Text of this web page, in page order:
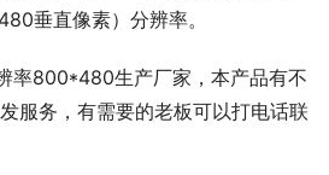
垂直像素）分辨率。
率800*480生产厂家，本产品有不
服务，有需要的老板可以打电话联